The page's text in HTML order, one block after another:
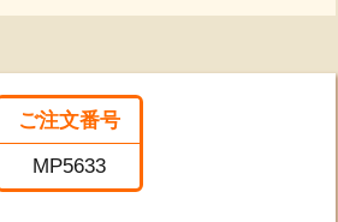
ご注文番号
MP5633